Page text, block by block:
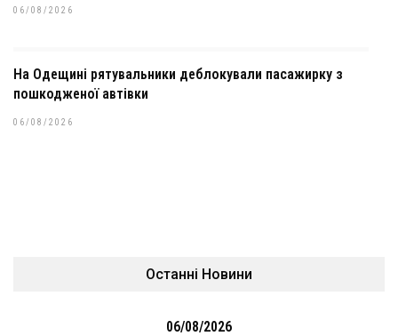
06/08/2026
На Одещині рятувальники деблокували пасажирку з
пошкодженої автівки
06/08/2026
Останні Новини
06/08/2026